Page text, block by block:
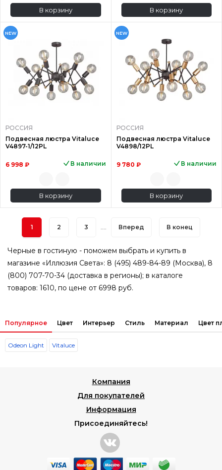
В корзину В корзину
NEW
РОССИЯ
Подвесная люстра Vitaluce
V4897-1/12PL
6 998 ₽ В наличии
В корзину
NEW
РОССИЯ
Подвесная люстра Vitaluce
V4898/12PL
9 780 ₽ В наличии
В корзину
1 2 3 Вперед В конец
Черные в гостиную - поможем выбрать и купить в
магазине «Иллюзия Света»: 8 (495) 489-84-89 (Москва), 8
(800) 707-70-34 (доставка в регионы); в каталоге
товаров: 1610, по цене от 6998 руб.
Популярное Цвет Интерьер Стиль Материал Цвет
Odeon Light Vitaluce
Компания
Для покупателей
Информация
Присоединяйтесь!